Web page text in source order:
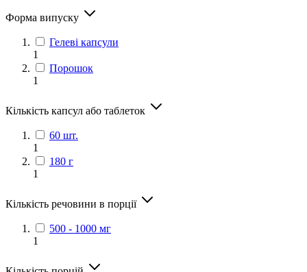
Форма випуску
Гелеві капсули
1
Порошок
1
Кількість капсул або таблеток
60 шт.
1
180 г
1
Кількість речовини в порції
500 - 1000 мг
1